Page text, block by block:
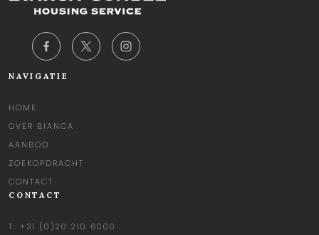
NAVIGATIE
HOME
OVER BIANCA
AANBOD
ZOEKOPDRACHT
CONTACT
CONTACT
T: +31 (0)20 210 6000